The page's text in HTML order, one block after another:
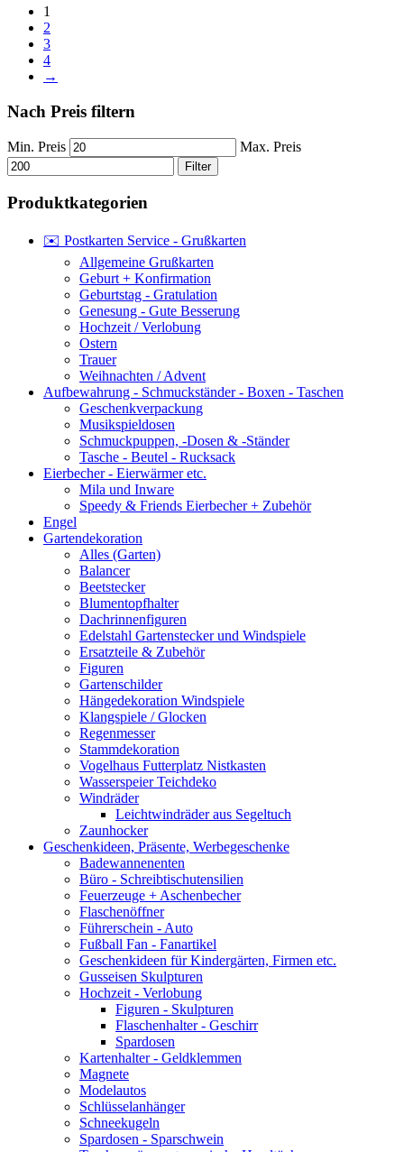
1
2
3
4
→
Nach Preis filtern
Min. Preis Max. Preis
Filter
Produktkategorien
✉️ Postkarten Service - Grußkarten
Allgemeine Grußkarten
Geburt + Konfirmation
Geburtstag - Gratulation
Genesung - Gute Besserung
Hochzeit / Verlobung
Ostern
Trauer
Weihnachten / Advent
Aufbewahrung - Schmuckständer - Boxen - Taschen
Geschenkverpackung
Musikspieldosen
Schmuckpuppen, -Dosen & -Ständer
Tasche - Beutel - Rucksack
Eierbecher - Eierwärmer etc.
Mila und Inware
Speedy & Friends Eierbecher + Zubehör
Engel
Gartendekoration
Alles (Garten)
Balancer
Beetstecker
Blumentopfhalter
Dachrinnenfiguren
Edelstahl Gartenstecker und Windspiele
Ersatzteile & Zubehör
Figuren
Gartenschilder
Hängedekoration Windspiele
Klangspiele / Glocken
Regenmesser
Stammdekoration
Vogelhaus Futterplatz Nistkasten
Wasserspeier Teichdeko
Windräder
Leichtwindräder aus Segeltuch
Zaunhocker
Geschenkideen, Präsente, Werbegeschenke
Badewannenenten
Büro - Schreibtischutensilien
Feuerzeuge + Aschenbecher
Flaschenöffner
Führerschein - Auto
Fußball Fan - Fanartikel
Geschenkideen für Kindergärten, Firmen etc.
Gusseisen Skulpturen
Hochzeit - Verlobung
Figuren - Skulpturen
Flaschenhalter - Geschirr
Spardosen
Kartenhalter - Geldklemmen
Magnete
Modelautos
Schlüsselanhänger
Schneekugeln
Spardosen - Sparschwein